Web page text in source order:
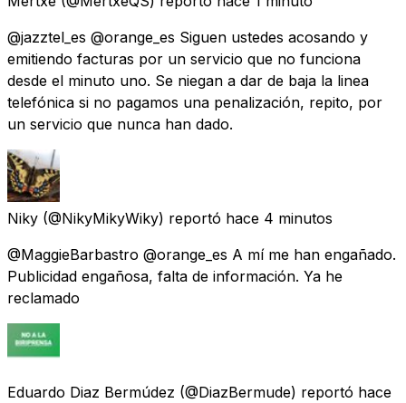
@jazztel_es @orange_es Siguen ustedes acosando y
emitiendo facturas por un servicio que no funciona
desde el minuto uno. Se niegan a dar de baja la linea
telefónica si no pagamos una penalización, repito, por
un servicio que nunca han dado.
Niky (@NikyMikyWiky) reportó hace 4 minutos
@MaggieBarbastro @orange_es A mí me han engañado.
Publicidad engañosa, falta de información. Ya he
reclamado
Eduardo Diaz Bermúdez (@DiazBermude) reportó hace